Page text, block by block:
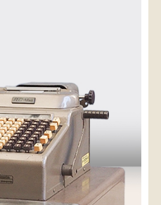
で「宅急便」を選択いた
されます。
こちら→
認する】
選択する事で送料が表
す。